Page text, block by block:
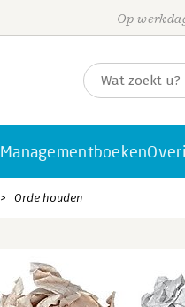
Op
Managementboeken
Orde houden